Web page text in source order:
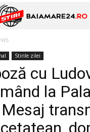
Stirile zilei
cu
la